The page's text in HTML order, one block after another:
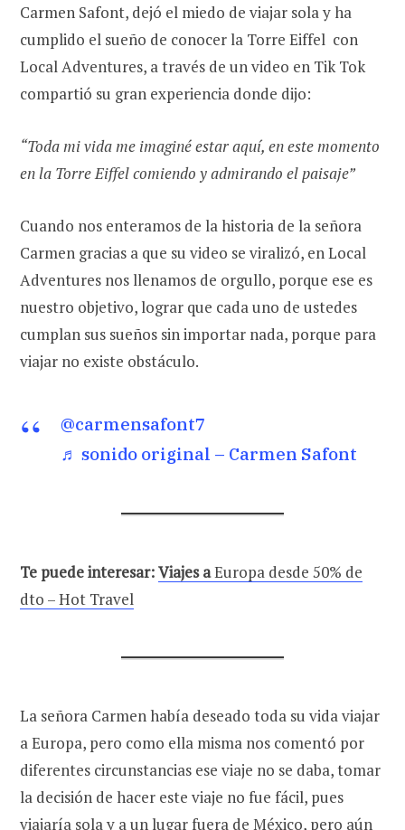
Carmen Safont, dejó el miedo de viajar sola y ha
cumplido el sueño de conocer la Torre Eiffel con
Local Adventures, a través de un video en Tik Tok
compartió su gran experiencia donde dijo:
“Toda mi vida me imaginé estar aquí, en este momento
en la Torre Eiffel comiendo y admirando el paisaje”
Cuando nos enteramos de la historia de la señora
Carmen gracias a que su video se viralizó, en Local
Adventures nos llenamos de orgullo, porque ese es
nuestro objetivo, lograr que cada uno de ustedes
cumplan sus sueños sin importar nada, porque para
viajar no existe obstáculo.
@carmensafont7
♬ sonido original – Carmen Safont
Te puede interesar:Viajes aEuropa desde 50% de
dto – Hot Travel
La señora Carmen había deseado toda su vida viajar
a Europa, pero como ella misma nos comentó por
diferentes circunstancias ese viaje no se daba, tomar
la decisión de hacer este viaje no fue fácil, pues
viajaría sola y a un lugar fuera de México, pero aún